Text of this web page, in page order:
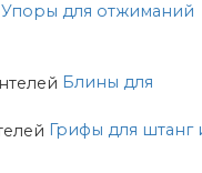
Упоры для отжиманий
Блины для
Грифы для штанг